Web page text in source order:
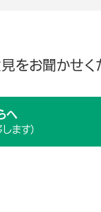
をお聞かせく
へ
ます）